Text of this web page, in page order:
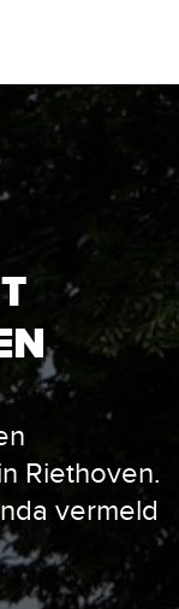
Riethoven.
vermeld